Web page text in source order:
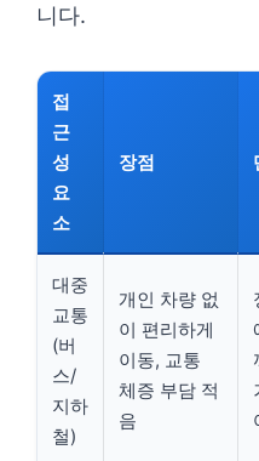
니다.
접
근
성
요
소
장점
대중
교통
(버
스/
지하
철)
개인 차량 없
이 편리하게
이동, 교통
체증 부담 적
음